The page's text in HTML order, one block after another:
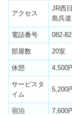
アクセス
JR西
島呉
電話番号 082-
部屋数 20室
休憩 4,500
サービスタ
イム
5,200
宿泊 7,600